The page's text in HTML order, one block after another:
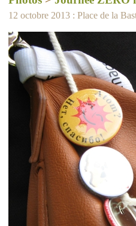
12 octobre 2013 : Place de la